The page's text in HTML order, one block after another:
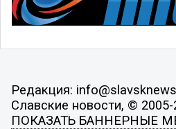
Редакция:
Славские новости, ©
ПОКАЗАТЬ БАННЕРНЫЕ